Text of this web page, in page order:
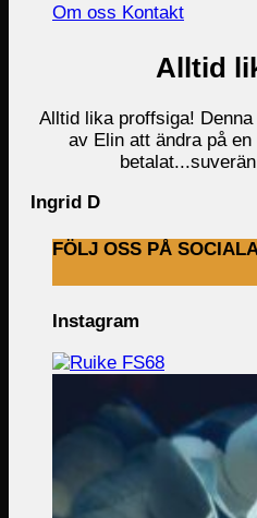
Om oss Kontakt
Alltid
Alltid lika proffsiga!
av Elin att ändra på
Ingrid D
FÖLJ OSS PÅ
Instagram